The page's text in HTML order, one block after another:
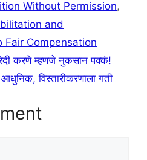
Without Permission,
and
Fair Compensation
करणे म्हणजे नुकसान पक्कं!
आधुनिक, विस्तारीकरणाला गती